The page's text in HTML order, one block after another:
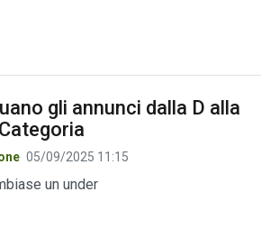
gli annunci dalla D alla
05/09/2025 11:15
un under